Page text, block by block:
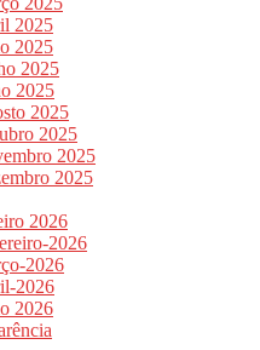
2025
2025
2025
2025
2025
2025
2025
2025
2026
2026
2026
2026
2026